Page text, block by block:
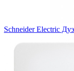
Schneider Electric